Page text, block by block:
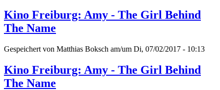
Kino Freiburg: Amy - The Girl Behind
The Name
Gespeichert von Matthias Boksch am/um Di, 07/02/2017 - 10:13
Kino Freiburg: Amy - The Girl Behind
The Name